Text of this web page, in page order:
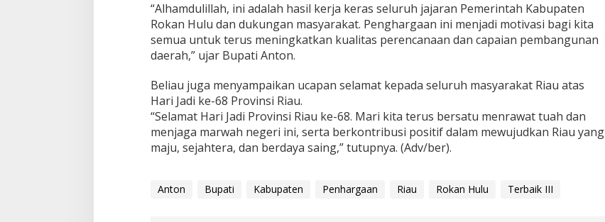
“Alhamdulillah, ini adalah hasil kerja keras seluruh jajaran Pemerintah Kabupaten
Rokan Hulu dan dukungan masyarakat. Penghargaan ini menjadi motivasi bagi kita
semua untuk terus meningkatkan kualitas perencanaan dan capaian pembangunan
daerah,” ujar Bupati Anton.
Beliau juga menyampaikan ucapan selamat kepada seluruh masyarakat Riau atas
Hari Jadi ke-68 Provinsi Riau.
“Selamat Hari Jadi Provinsi Riau ke-68. Mari kita terus bersatu menrawat tuah dan
menjaga marwah negeri ini, serta berkontribusi positif dalam mewujudkan Riau yang
maju, sejahtera, dan berdaya saing,” tutupnya. (Adv/ber).
Anton Bupati Kabupaten Penhargaan Riau Rokan Hulu Terbaik III